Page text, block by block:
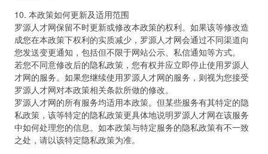
10. 本政策如何更新及适用范围
罗源人才网保留不时更新或修改本政策的权利。如果该等修改造
成您在本政策下权利的实质减少，罗源人才网会通过不同渠道向
您发送变更通知，包括但不限于网站公示、私信通知等方式。
若您不同意修改后的隐私政策，您有权并应立即停止使用罗源人
才网的服务。如果您继续使用罗源人才网的服务，则视为您接受
罗源人才网对本政策相关条款所做的修改。
罗源人才网的所有服务均适用本政策。但某些服务有其特定的隐
私政策，该等特定的隐私政策更具体地说明罗源人才网在该服务
中如何处理您的信息。如本政策与特定服务的隐私政策有不一致
之处，请以该特定隐私政策为准。